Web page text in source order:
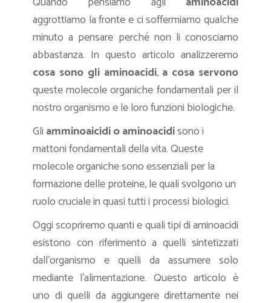
aggrottiamo la fronte e ci soffermiamo qualche
minuto a pensare perché non li conosciamo
abbastanza. In questo articolo analizzeremo
cosa sono gli aminoacidi, a cosa servono
queste molecole organiche fondamentali per il
nostro organismo e le loro funzioni biologiche.
Gli amminoaicidi o aminoacidisono i
mattoni fondamentali della vita. Queste
molecole organiche sono essenziali per la
formazione delle proteine, le quali svolgono un
ruolo cruciale in quasi tutti i processi biologici.
Oggi scopriremo quanti e quali tipi di aminoacidi
esistono con riferimento a quelli sintetizzati
dall’organismo e quelli da assumere solo
mediante l’alimentazione. Questo articolo è
uno di quelli da aggiungere direttamente nei